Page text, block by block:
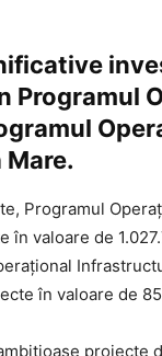
Programul
Programul
în valoare de
în valoare de
proiecte